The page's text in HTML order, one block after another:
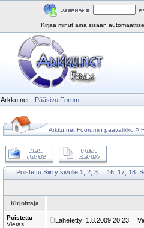
Kirjaa minut aina sisään
Arkku.net - Pääsivu Forum
Arkku.net Foorumin päävalikko »
Poistettu Siirry sivulle 1 2 3 16 17 18
Kirjoittaja
Poistettu
Vieras
Lähetetty: 1.8.2009 20:23